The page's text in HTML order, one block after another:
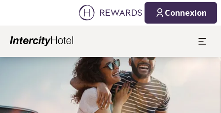
Connexion
Diapositive 1 de 1
10/08/2026
1 Chambre(s) ⋅ 1 Adulte